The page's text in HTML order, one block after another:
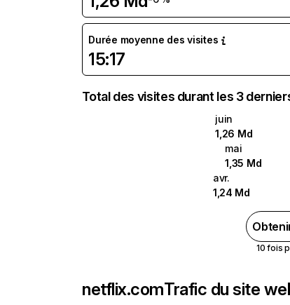
Durée moyenne des visites
15:17
Total des visites durant les 3
juin
1,26 Md
mai
1,35 Md
avr.
1,24 Md
10 fois
netflix.comTrafic du site